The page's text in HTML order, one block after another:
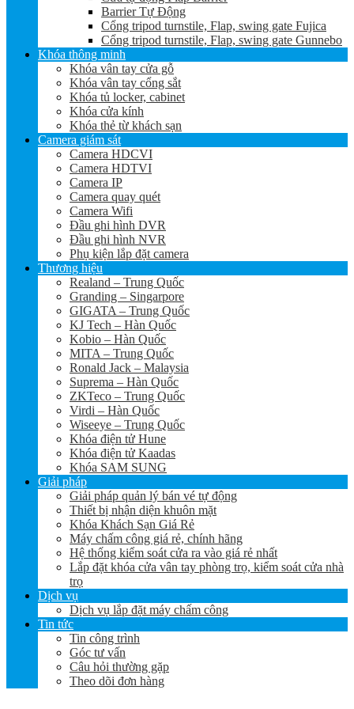
Barrier Tự Động
Cổng tripod turnstile, Flap, swing gate Fujica
Cổng tripod turnstile, Flap, swing gate Gunnebo
Khóa thông minh
Khóa vân tay cửa gỗ
Khóa vân tay cổng sắt
Khóa tủ locker, cabinet
Khóa cửa kính
Khóa thẻ từ khách sạn
Camera giám sát
Camera HDCVI
Camera HDTVI
Camera IP
Camera quay quét
Camera Wifi
Đầu ghi hình DVR
Đầu ghi hình NVR
Phụ kiện lắp đặt camera
Thương hiệu
Realand – Trung Quốc
Granding – Singarpore
GIGATA – Trung Quốc
KJ Tech – Hàn Quốc
Kobio – Hàn Quốc
MITA – Trung Quốc
Ronald Jack – Malaysia
Suprema – Hàn Quốc
ZKTeco – Trung Quốc
Virdi – Hàn Quốc
Wiseeye – Trung Quốc
Khóa điện tử Hune
Khóa điện tử Kaadas
Khóa SAM SUNG
Giải pháp
Giải pháp quản lý bán vé tự động
Thiết bị nhận diện khuôn mặt
Khóa Khách Sạn Giá Rẻ
Máy chấm công giá rẻ, chính hãng
Hệ thống kiểm soát cửa ra vào giá rẻ nhất
Lắp đặt khóa cửa vân tay phòng trọ, kiểm soát cửa nhà
trọ
Dịch vụ
Dịch vụ lắp đặt máy chấm công
Tin tức
Tin công trình
Góc tư vấn
Câu hỏi thường gặp
Theo dõi đơn hàng